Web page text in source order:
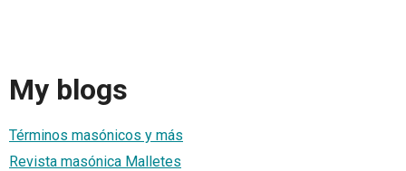
My blogs
Términos masónicos y más
Revista masónica Malletes